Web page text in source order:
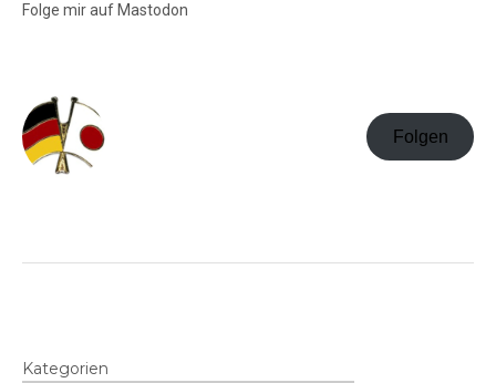
Folge mir auf Mastodon
Folgen
Kategorien